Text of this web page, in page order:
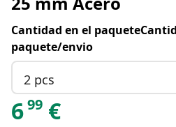
Cantidad en el
paquete/envio
2 pcs
699 €